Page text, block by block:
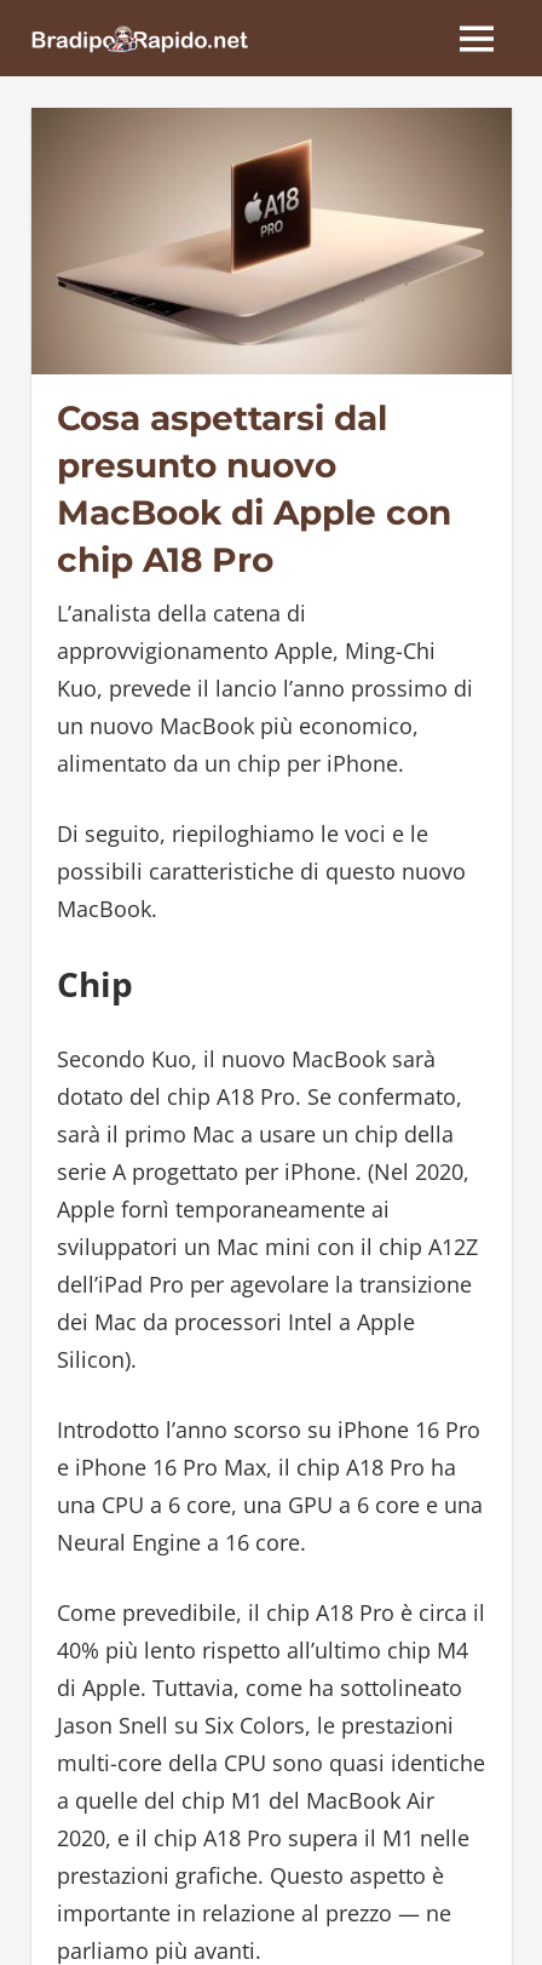
BradipoRapido.net
MENU
Cosa aspettarsi dal
presunto nuovo
MacBook di Apple con
chip A18 Pro
L’analista della catena di
approvvigionamento Apple, Ming-Chi
Kuo, prevede il lancio l’anno prossimo di
un nuovo MacBook più economico,
alimentato da un chip per iPhone.
Di seguito, riepiloghiamo le voci e le
possibili caratteristiche di questo nuovo
MacBook.
Chip
Secondo Kuo, il nuovo MacBook sarà
dotato del chip A18 Pro. Se confermato,
sarà il primo Mac a usare un chip della
serie A progettato per iPhone. (Nel 2020,
Apple fornì temporaneamente ai
sviluppatori un Mac mini con il chip A12Z
dell’iPad Pro per agevolare la transizione
dei Mac da processori Intel a Apple
Silicon).
Introdotto l’anno scorso su iPhone 16 Pro
e iPhone 16 Pro Max, il chip A18 Pro ha
una CPU a 6 core, una GPU a 6 core e una
Neural Engine a 16 core.
Come prevedibile, il chip A18 Pro è circa il
40% più lento rispetto all’ultimo chip M4
di Apple. Tuttavia, come ha sottolineato
Jason Snell su Six Colors, le prestazioni
multi-core della CPU sono quasi identiche
a quelle del chip M1 del MacBook Air
2020, e il chip A18 Pro supera il M1 nelle
prestazioni grafiche. Questo aspetto è
importante in relazione al prezzo — ne
parliamo più avanti.